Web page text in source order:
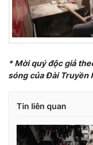
VTV Sức khoẻ
VTV4
VTV9
Liên hệ tòa soạn
* Mời quý độc giả
sóng của Đài Truyền
Tin liên quan